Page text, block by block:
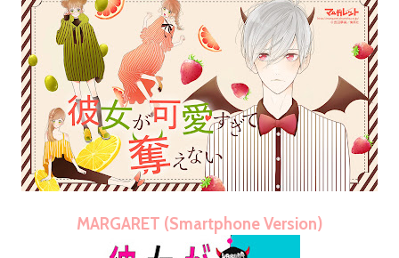
MARGARET (Smartphone Version)